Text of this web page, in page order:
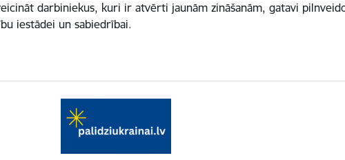
darbiniekus, kuri ir atvērti jaunām zināšanām, gatavi
iestādei un sabiedrībai.